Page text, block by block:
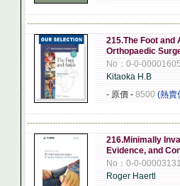
215.The Foot and
Orthopaedic
No：0-0-
Kitaoka H.B
- 原價 - 8500 (熱賣
216.Minimally
Evidence, and
No：0-0-
Roger Haertl